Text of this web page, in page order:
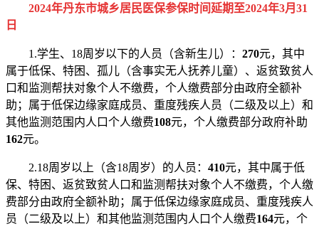
2024年丹东市城乡居民医保参保时间延期至2024年3月31
日
1.学生、18周岁以下的人员（含新生儿）： 270元，其中
属于低保、特困、孤儿（含事实无人抚养儿童）、返贫致贫人
口和监测帮扶对象个人不缴费，个人缴费部分由政府全额补
助；属于低保边缘家庭成员、重度残疾人员（二级及以上）和
其他监测范围内人口个人缴费108元，个人缴费部分政府补助
162元。
2.18周岁以上（含18周岁）的人员： 410元，其中属于低
保、特困、返贫致贫人口和监测帮扶对象个人不缴费，个人缴
费部分由政府全额补助；属于低保边缘家庭成员、重度残疾人
员（二级及以上）和其他监测范围内人口个人缴费164元，个